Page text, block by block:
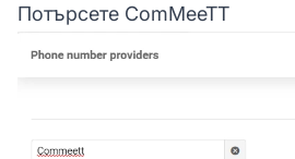
Потърсете ComMeeTT